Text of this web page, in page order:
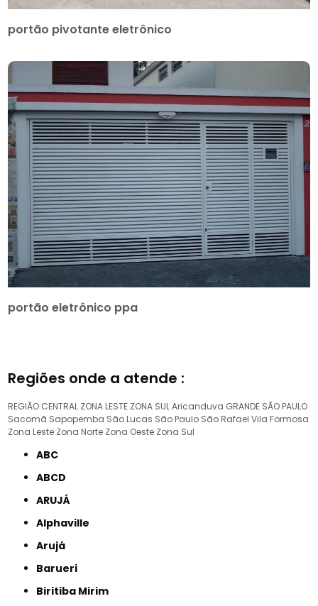
portão pivotante eletrônico
portão eletrônico ppa
Regiões onde a atende :
REGIÃO CENTRAL ZONA LESTE ZONA SULAricanduva GRANDE SÃO PAULO
Sacomã Sapopemba São Lucas São Paulo São Rafael Vila Formosa
Zona Leste Zona Norte Zona Oeste Zona Sul
ABC
ABCD
ARUJÁ
Alphaville
Arujá
Barueri
Biritiba Mirim